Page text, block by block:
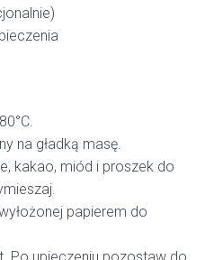
na gładką masę.
kakao, miód i proszek do
papierem do